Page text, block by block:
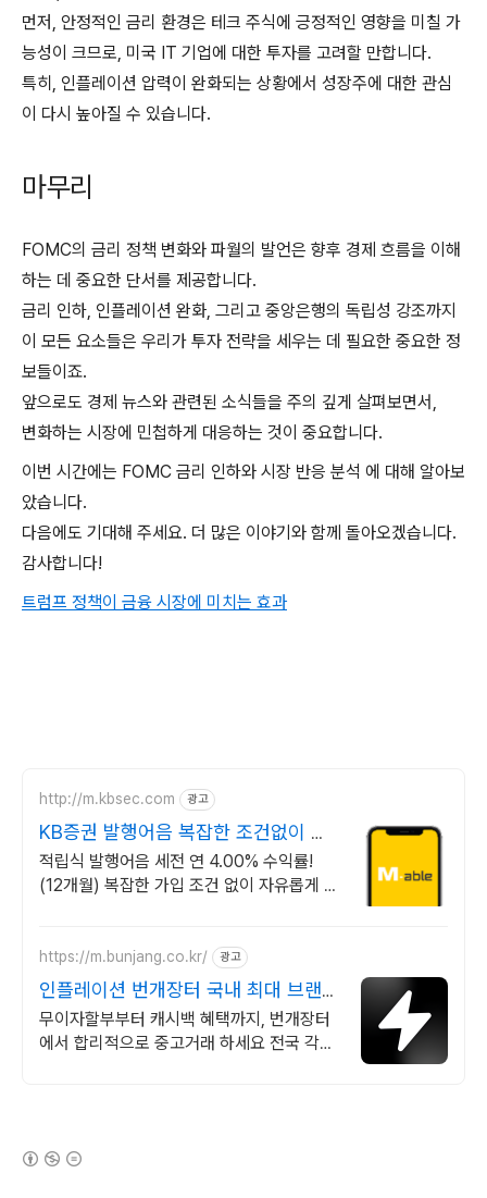
먼저, 안정적인 금리 환경은 테크 주식에 긍정적인 영향을 미칠 가
능성이 크므로, 미국 IT 기업에 대한 투자를 고려할 만합니다.
특히, 인플레이션 압력이 완화되는 상황에서 성장주에 대한 관심
이 다시 높아질 수 있습니다.
마무리
FOMC의 금리 정책 변화와 파월의 발언은 향후 경제 흐름을 이해
하는 데 중요한 단서를 제공합니다.
금리 인하, 인플레이션 완화, 그리고 중앙은행의 독립성 강조까지
이 모든 요소들은 우리가 투자 전략을 세우는 데 필요한 중요한 정
보들이죠.
앞으로도 경제 뉴스와 관련된 소식들을 주의 깊게 살펴보면서,
변화하는 시장에 민첩하게 대응하는 것이 중요합니다.
이번 시간에는 FOMC 금리 인하와 시장 반응 분석 에 대해 알아보
았습니다.
다음에도 기대해 주세요. 더 많은 이야기와 함께 돌아오겠습니다.
감사합니다!
트럼프 정책이 금융 시장에 미치는 효과
http://m.kbsec.com 광고
KB증권 발행어음 복잡한 조건없이 누
구나
적립식 발행어음 세전 연 4.00% 수익률!
(12개월) 복잡한 가입 조건 없이 자유롭게 설
https://m.bunjang.co.kr/ 광고
인플레이션 번개장터 국내 최대 브랜드
중고거래
무이자할부부터 캐시백 혜택까지, 번개장터
에서 합리적으로 중고거래 하세요 전국 각지